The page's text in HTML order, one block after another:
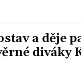
a děje
diváky